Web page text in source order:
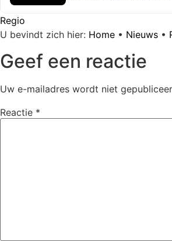
Regio
U bevindt zich hier: Home • Nieuws •
Geef een reactie
Uw e-mailadres wordt niet
Reactie *